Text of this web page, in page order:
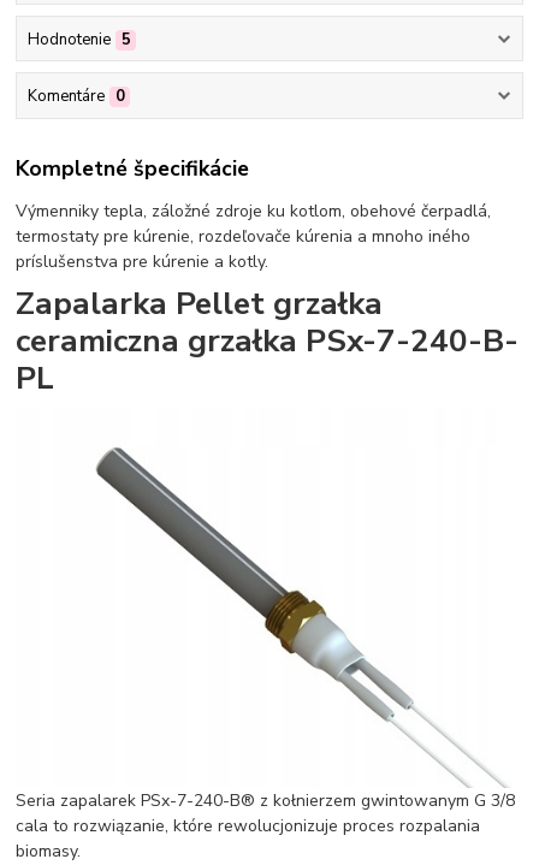
Hodnotenie 5
Komentáre 0
Kompletné špecifikácie
Výmenniky tepla, záložné zdroje ku kotlom, obehové čerpadlá,
termostaty pre kúrenie, rozdeľovače kúrenia a mnoho iného
príslušenstva pre kúrenie a kotly.
Zapalarka Pellet grzałka
ceramiczna grzałka PSx-7-240-B-
PL
Seria zapalarek PSx-7-240-B® z kołnierzem gwintowanym G 3/8
cala to rozwiązanie, które rewolucjonizuje proces rozpalania
biomasy.